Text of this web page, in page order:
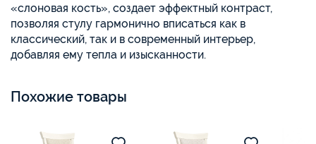
«слоновая кость», создает эффектный контраст,
позволяя стулу гармонично вписаться как в
классический, так и в современный интерьер,
добавляя ему тепла и изысканности.
Похожие товары